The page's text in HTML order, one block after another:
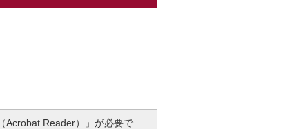
Acrobat Reader）」が必要で